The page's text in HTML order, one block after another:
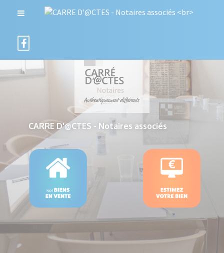
CARRE D'@CTES - Notaires associés